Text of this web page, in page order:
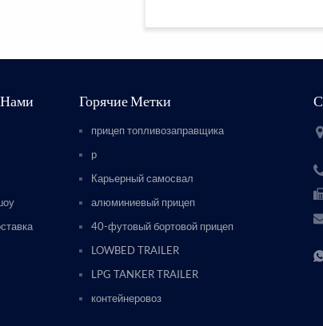
Нами Горячие Метки
прицеп топливозаправщика
p
Карьерный самосвал
алюминиевый прицеп
40-футовый бортовой прицеп
LOWBED TRAILER
LPG TANKER TRAILER
контейнеровоз